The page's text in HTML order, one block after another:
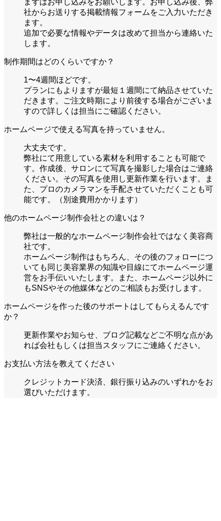
まずはお申し込みをお願いします。お申し込み後、弊
社からお送りする掲載情報フォームをご入力いただき
ます。
追加で必要な情報やデータは改めて担当から連絡いた
します。
制作期間はどのくらいですか？
1〜4週間ほどです。
プランにもよりますが最短１週間にて納品させていた
だきます。ご注文時期により前後する場合がございま
すので詳しくは担当にご確認ください。
ホームページで使える写真を持っていません。
大丈夫です。
弊社にて用意している素材を利用することも可能で
す。作成後、サロンにて写真を撮影した場合はご連絡
ください。その写真を使用し更新作業を行います。ま
た、プロのカメラマンを手配させていただくことも可
能です。（別途費用かかります）
他のホームページ制作会社との違いは？
弊社は一般的なホームページ制作会社ではなく美容商
社です。
ホームページ制作はもちろん、その後のフォローにつ
いても同じ美容業界の知識や目線にてホームページ運
営をお手伝いいたします。また、ホームページ以外に
もSNSやその他媒体などのご相談もお受けします。
ホームページを作った後のサポートはしてもらえるんです
か？
更新作業やお知らせ、ブログ記載などご不明な点があ
れば会社もしくは担当スタッフにご連絡ください。
お支払い方法を教えてください
クレジットカード決済、銀行振り込みのいずれかをお
選びいただけます。